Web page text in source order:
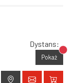
Dystans:
Pokaż